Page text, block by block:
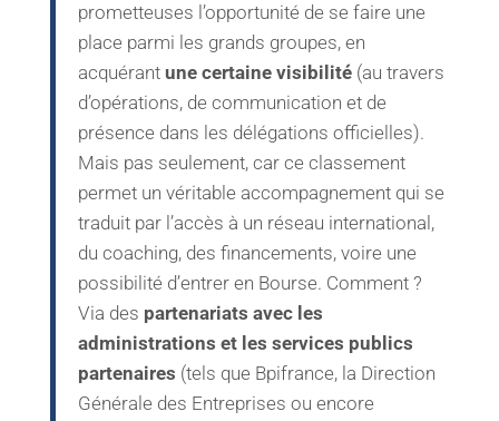
prometteuses l’opportunité de se faire une
place parmi les grands groupes, en
acquérant une certaine visibilité(au travers
d’opérations, de communication et de
présence dans les délégations officielles).
Mais pas seulement, car ce classement
permet un véritable accompagnement qui se
traduit par l’accès à un réseau international,
du coaching, des financements, voire une
possibilité d’entrer en Bourse. Comment ?
Via des partenariats avec les
administrations et les services publics
partenaires (tels que Bpifrance, la Direction
Générale des Entreprises ou encore